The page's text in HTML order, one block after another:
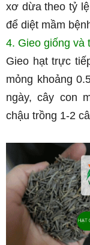
xơ dừa theo tỷ
để diệt mầm
4. Gieo giống và
Gieo hạt trực
mỏng khoảng
ngày, cây con
chậu trồng 1-2